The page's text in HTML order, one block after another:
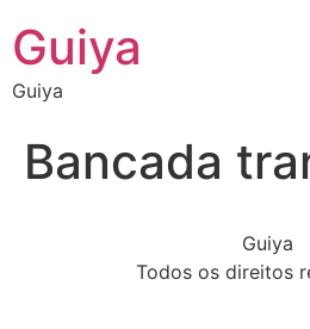
Guiya
Guiya
Bancada
Guiya
Todos os direitos